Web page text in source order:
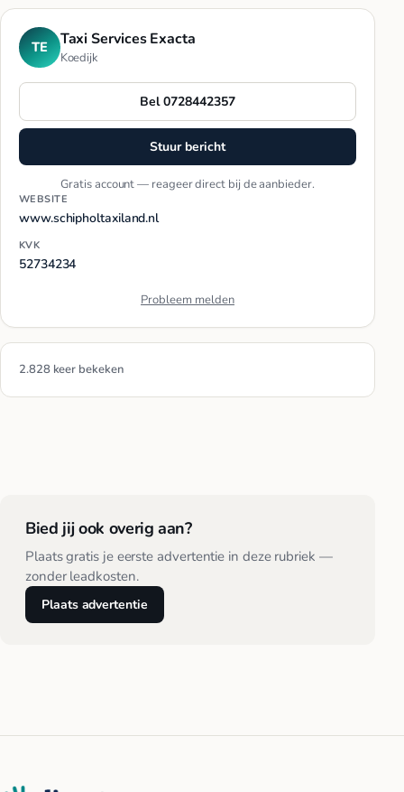
TE Taxi Services Exacta
Koedijk
Bel 0728442357
Stuur bericht
Gratis account — reageer direct bij de aanbieder.
WEBSITE
www.schipholtaxiland.nl
KVK
52734234
Probleem melden
2.828 keer bekeken
Bied jij ook overig aan?
Plaats gratis je eerste advertentie in deze rubriek —
zonder leadkosten.
Plaats advertentie